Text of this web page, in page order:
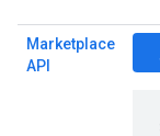
Marketplace
API